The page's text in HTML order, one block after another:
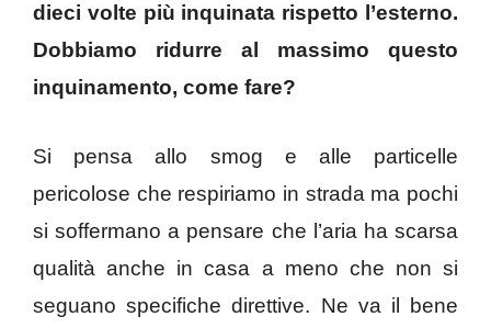
dieci volte più inquinata rispetto l’esterno.
Dobbiamo ridurre al massimo questo
inquinamento, come fare?
Si pensa allo smog e alle particelle
pericolose che respiriamo in strada ma pochi
si soffermano a pensare che l’aria ha scarsa
qualità anche in casa a meno che non si
seguano specifiche direttive. Ne va il bene